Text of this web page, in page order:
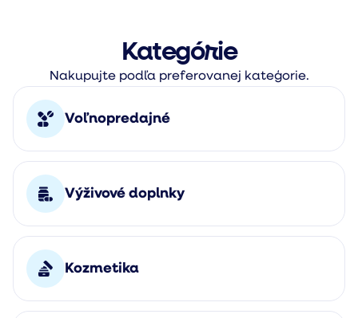
Kategórie
Nakupujte podľa preferovanej kateģorie.
Voľnopredajné
Výživové doplnky
Kozmetika